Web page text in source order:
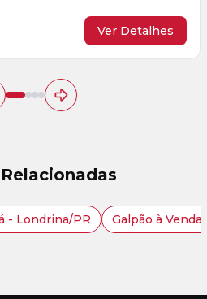
Ver Detalhes
- Londrina/PR Galpão à